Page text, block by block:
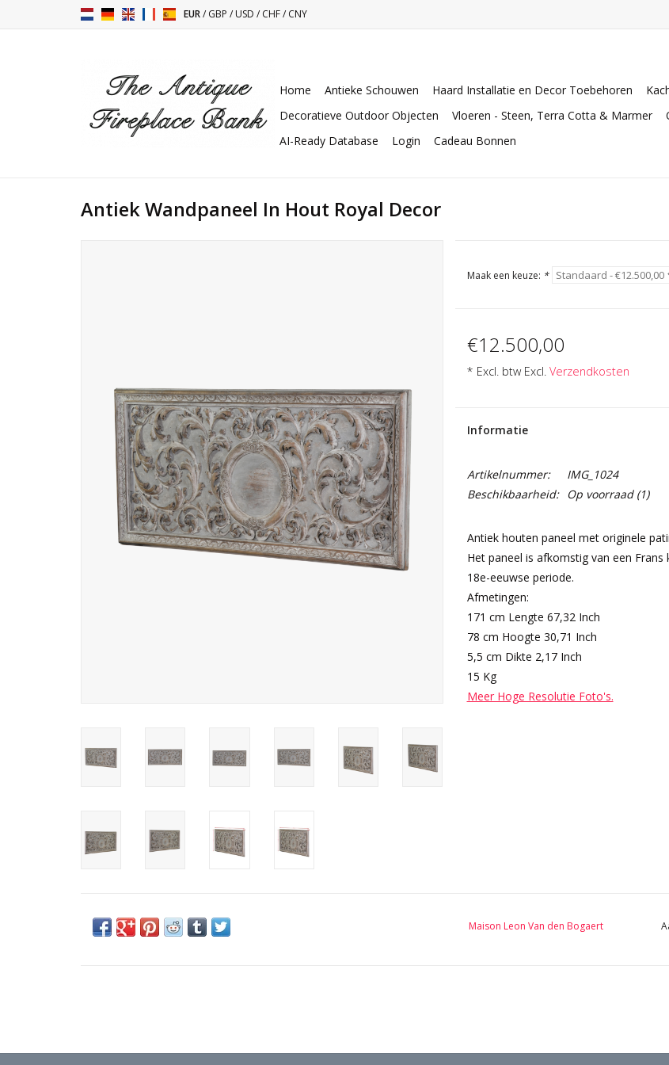
EUR/GBP /USD /CHF/CNY
Home Antieke Schouwen Haard Installatie en Decor Toebehoren
Decoratieve Outdoor Objecten
Vloeren - Steen, Terra Cotta & Marmer
AI-Ready Database
Login Cadeau Bonnen
Antiek Wandpaneel In Hout Royal Decor
Maak een keuze: *
€12.500,00
* Excl. btw Excl. Verzendkosten
Informatie
Artikelnummer:
IMG_1024
Beschikbaarheid:
Op voorraad(1)
Antiek houten paneel met originele
Het paneel is afkomstig van een Frans
18e-eeuwse periode.
Afmetingen:
171 cm Lengte 67,32 Inch
78 cm Hoogte 30,71 Inch
5,5 cm Dikte 2,17 Inch
15 Kg
Meer Hoge Resolutie Foto's.
Maison Leon Van den Bogaert